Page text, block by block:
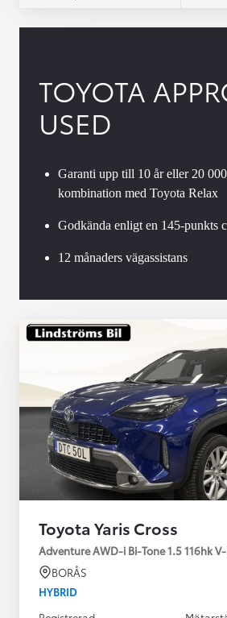
TOYOTA
USED
Garanti upp till 10 år eller 20
kombination med Toyota Relax
Godkända enligt en 145-punkts
12 månaders vägassistans
Toyota Yaris Cross
Adventure AWD-i Bi-Tone 1.5 116hk
BORÅS
HYBRID